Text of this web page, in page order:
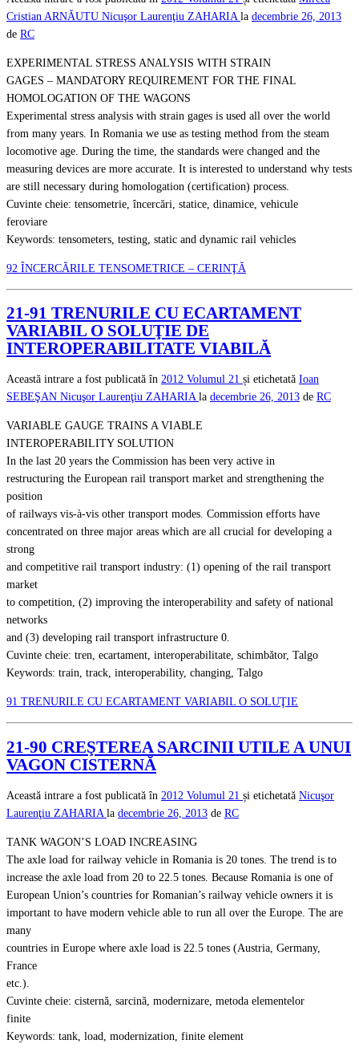
Cristian ARNĂUTU Nicuşor Laurenţiu ZAHARIA la decembrie 26, 2013
de RC
EXPERIMENTAL STRESS ANALYSIS WITH STRAIN
GAGES – MANDATORY REQUIREMENT FOR THE FINAL
HOMOLOGATION OF THE WAGONS
Experimental stress analysis with strain gages is used all over the world
from many years. In Romania we use as testing method from the steam
locomotive age. During the time, the standards were changed and the
measuring devices are more accurate. It is interested to understand why tests
are still necessary during homologation (certification) process.
Cuvinte cheie: tensometrie, încercări, statice, dinamice, vehicule
feroviare
Keywords: tensometers, testing, static and dynamic rail vehicles
92 ÎNCERCĂRILE TENSOMETRICE – CERINŢĂ
21-91 TRENURILE CU ECARTAMENT
VARIABIL O SOLUŢIE DE
INTEROPERABILITATE VIABILĂ
Această intrare a fost publicată în 2012 Volumul 21 și etichetată Ioan
SEBEŞAN Nicuşor Laurenţiu ZAHARIA la decembrie 26, 2013 de RC
VARIABLE GAUGE TRAINS A VIABLE
INTEROPERABILITY SOLUTION
In the last 20 years the Commission has been very active in
restructuring the European rail transport market and strengthening the
position
of railways vis-à-vis other transport modes. Commission efforts have
concentrated on three major areas which are all crucial for developing a
strong
and competitive rail transport industry: (1) opening of the rail transport
market
to competition, (2) improving the interoperability and safety of national
networks
and (3) developing rail transport infrastructure 0.
Cuvinte cheie: tren, ecartament, interoperabilitate, schimbător, Talgo
Keywords: train, track, interoperability, changing, Talgo
91 TRENURILE CU ECARTAMENT VARIABIL O SOLUŢIE
21-90 CREŞTEREA SARCINII UTILE A UNUI
VAGON CISTERNĂ
Această intrare a fost publicată în 2012 Volumul 21 și etichetată Nicuşor
Laurenţiu ZAHARIA la decembrie 26, 2013 de RC
TANK WAGON’S LOAD INCREASING
The axle load for railway vehicle in Romania is 20 tones. The trend is to
increase the axle load from 20 to 22.5 tones. Because Romania is one of
European Union’s countries for Romanian’s railway vehicle owners it is
important to have modern vehicle able to run all over the Europe. The are
many
countries in Europe where axle load is 22.5 tones (Austria, Germany,
France
etc.).
Cuvinte cheie: cisternă, sarcină, modernizare, metoda elementelor
finite
Keywords: tank, load, modernization, finite element